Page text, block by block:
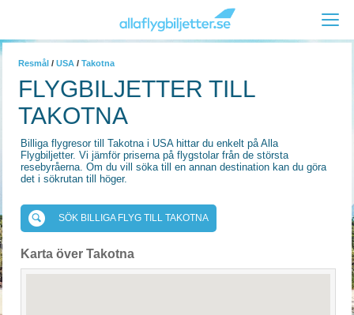
Resmål / USA / Takotna
FLYGBILJETTER TILL
TAKOTNA
Billiga flygresor till Takotna i USA hittar du enkelt på Alla
Flygbiljetter. Vi jämför priserna på flygstolar från de största
resebyråerna. Om du vill söka till en annan destination kan du göra
det i sökrutan till höger.
SÖK BILLIGA FLYG TILL TAKOTNA
Karta över Takotna